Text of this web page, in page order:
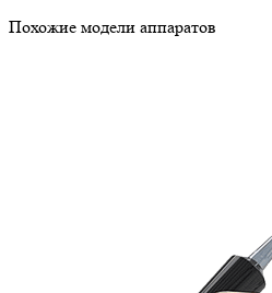
Похожие модели аппаратов